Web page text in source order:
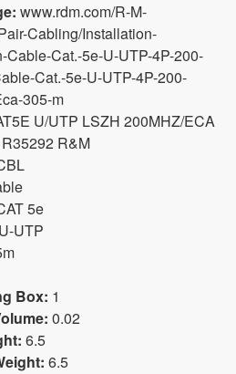
www.rdm.com/R-M-
Cabling/Installation-
Cable-Cat.-5e-U-UTP-4P-200-
Cat.-5e-U-UTP-4P-200-
305-m
U/UTP LSZH 200MHZ/ECA
R&M
5e
U-UTP
Box: 1
0.02
6.5
6.5